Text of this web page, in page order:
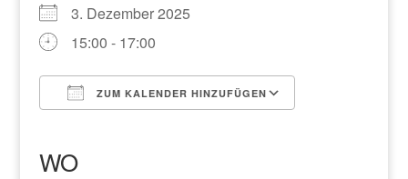
3. Dezember 2025
15:00 - 17:00
ZUM KALENDER HINZUFÜGEN
WO